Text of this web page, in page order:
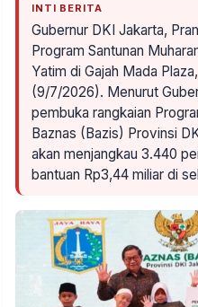
INTI BERITA
Gubernur DKI Jakarta,
Program Santunan
Yatim di Gajah Mada
(9/7/2026). Menurut
pembuka rangkaian
Baznas (Bazis) Provinsi
akan menjangkau 3.440
bantuan Rp3,44 miliar di